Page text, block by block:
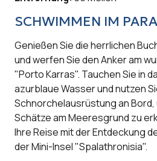
SCHWIMMEN IM
Genießen Sie die herrlichen
und werfen Sie den Anker am
"Porto Karras". Tauchen Sie in
azurblaue Wasser und nutzen
Schnorchelausrüstung an
Schätze am Meeresgrund zu
Ihre Reise mit der Entdeckung
der Mini-Insel "Spalathronisia".